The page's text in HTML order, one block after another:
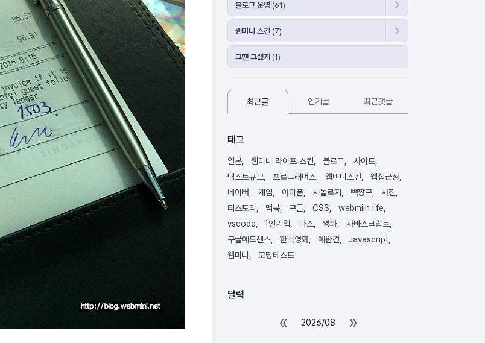
블로그 운영 (61)
웹미니 스킨 (7)
그땐 그랬지 (1)
최근글 인기글 최근댓글
태그
일본 웹미니 라이프 스킨 블로그
사이트
텍스트큐브
프로그래머스 웹미니스킨
웹접근성
네이버
게임 아이폰 시놀로지 빽짱구
사진
티스토리
맥북 구글 CSS
webmiin life
vscode
1인기업 나스 영화
자바스크립트
구글애드센스
한국영화 애완견
Javascript
웹미니
코딩테스트
달력
« 2026/08 »